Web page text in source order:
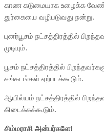
காண கடுமையாக உழைக்க
துர்கையை வழிபடுவது நன்று.
புனர்பூசம் நட்சத்திரத்தில்
முடியும்.
பூசம் நட்சத்திரத்தில்
சங்கடங்கள் ஏற்படக்கூடும்.
ஆயில்யம் நட்சத்திரத்தில்
கிடைக்கக்கூடும்.
சிம்மராசி அன்பர்களே!